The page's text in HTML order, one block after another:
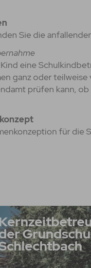
Sie die
Kind eine
ganz oder
prüfen kann,
für die